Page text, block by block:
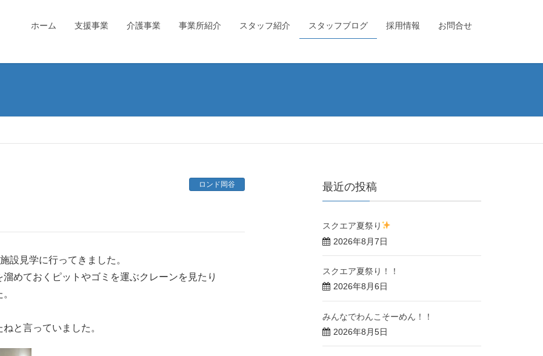
ホーム 支援事業 介護事業 事業所紹介 スタッフ紹介 スタッフブログ 採用情報 お問合せ
ロンド岡谷
設見学に行ってきました。
めておくピットやゴミを運ぶクレーンを見たり
と言っていました。
最近の投稿
スクエア夏祭り
2026年8月7日
スクエア夏祭り！！
2026年8月6日
みんなでわんこそーめん！！
2026年8月5日